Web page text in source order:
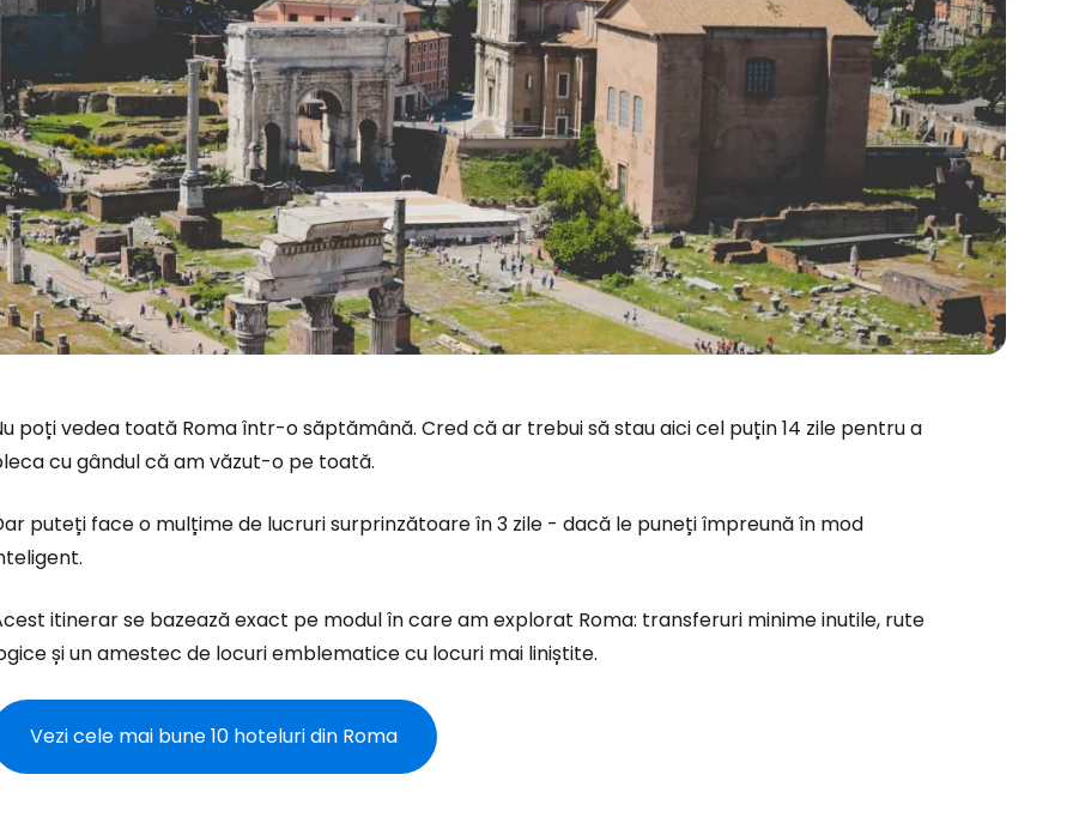
poți vedea toată Roma într-o săptămână. Cred că ar trebui să stau aici cel puțin 14 zile pentru a
cu gândul că am văzut-o pe toată.
puteți face o mulțime de lucruri surprinzătoare în 3 zile - dacă le puneți împreună în mod
itinerar se bazează exact pe modul în care am explorat Roma: transferuri minime inutile, rute
și un amestec de locuri emblematice cu locuri mai liniștite.
Vezi cele mai bune 10 hoteluri din Roma